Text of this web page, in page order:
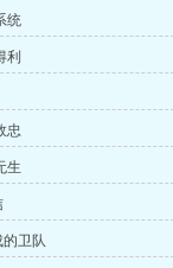
统
利
忠
生
卫队